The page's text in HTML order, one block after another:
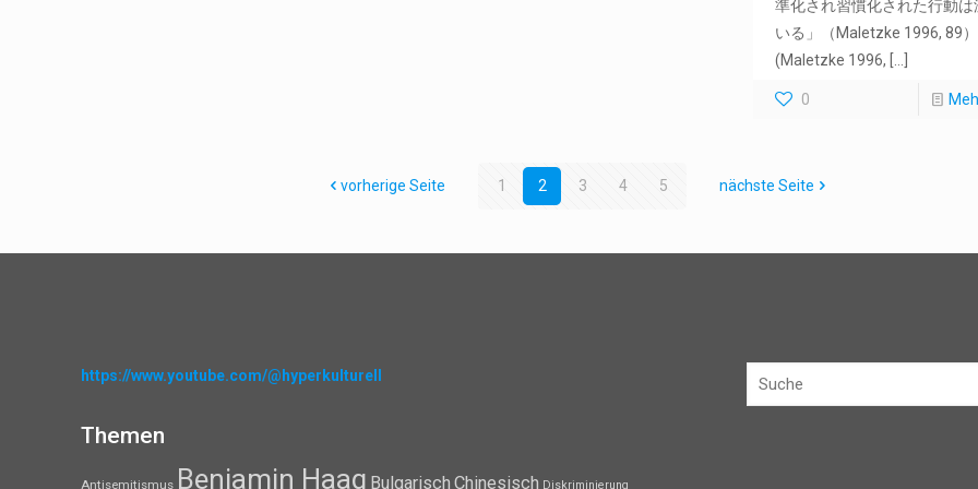
準化され習慣化された行動は
いる」（Maletzke 1996, 89）
(Maletzke 1996,
0
vorherige Seite 1 2 3 4 5 nächste Seite
https://www.youtube.com/@hyperkulturell
Themen
Antisemitismus Benjamin Haag Bulgarisch Chinesisch Diskriminierung